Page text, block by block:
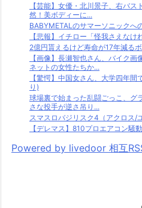
【芸能】女優・北川景子、右バ
然！美ボディーに...
BABYMETALのサマーソニックへ
【悲報】イチロー「怪我さえな
2億円貰えるけど寿命が17年減る
【画像】長瀬智也さん、バイク
ネットの女性たちか...
【驚愕】中国女さん、大学四年
り)
球場裏で始まった乱闘ごっこ、グ
さな投手が逆さ吊り...
スマスロバジリスク4（アクロス/
【デレマス】810プロエアコン騒
Powered by livedoor 相互